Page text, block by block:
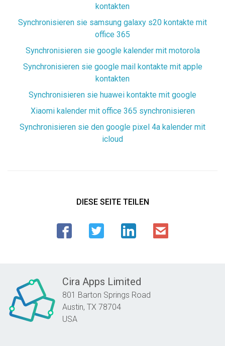
kontakten
Synchronisieren sie samsung galaxy s20 kontakte mit
office 365
Synchronisieren sie google kalender mit motorola
Synchronisieren sie google mail kontakte mit apple
kontakten
Synchronisieren sie huawei kontakte mit google
Xiaomi kalender mit office 365 synchronisieren
Synchronisieren sie den google pixel 4a kalender mit
icloud
DIESE SEITE TEILEN
Cira Apps Limited
801 Barton Springs Road
Austin, TX 78704
USA